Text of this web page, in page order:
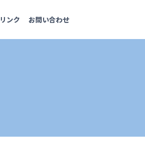
リンク お問い合わせ